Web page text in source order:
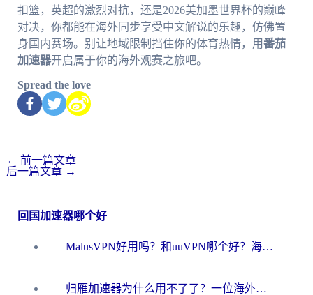
扣篮，英超的激烈对抗，还是2026美加墨世界杯的巅峰
对决，你都能在海外同步享受中文解说的乐趣，仿佛置
身国内赛场。别让地域限制挡住你的体育热情，用番茄
加速器开启属于你的海外观赛之旅吧。
Spread the love
← 前一篇文章
后一篇文章 →
回国加速器哪个好
MalusVPN好用吗？和uuVPN哪个好？海外党无缝访问国内资源的真实对比与选择指南
归雁加速器为什么用不了了？一位海外游子的真实困惑与技术解答